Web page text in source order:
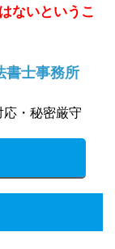
ないというこ
書士事務所
・秘密厳守